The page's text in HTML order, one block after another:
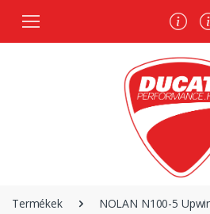
Termékek NOLAN N100-5